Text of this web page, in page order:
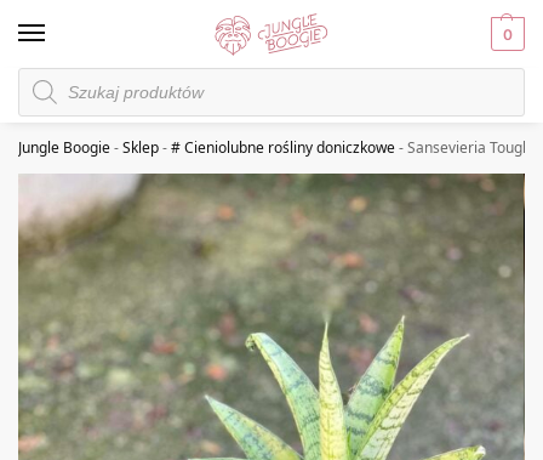
0
Jungle Boogie-Sklep-# Cieniolubne rośliny doniczkowe-Sansevieria Tough